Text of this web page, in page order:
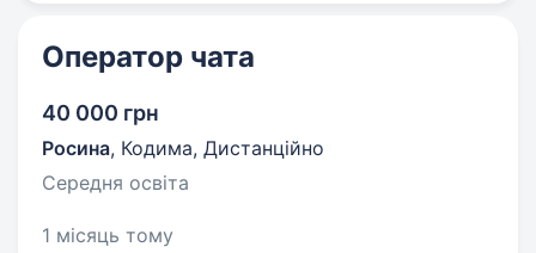
Оператор чата
40 000 грн
Росина, Кодима, Дистанційно
Середня освіта
1 місяць тому